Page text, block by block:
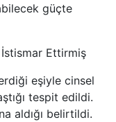
güçte
Ettirmiş
eşiyle cinsel
tespit edildi.
aldığı belirtildi.